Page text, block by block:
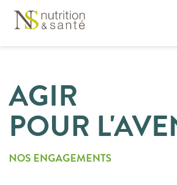
AGIR
POUR
NOS ENGAGEMENTS